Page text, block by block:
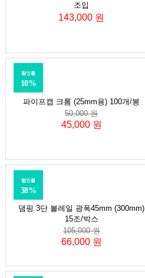
조입
143,000 원
파이프캡 크롬 (25mm용) 100개/봉
할인률
10%
50,000 원
45,000 원
댐핑 3단 볼레일 광폭45mm (300mm)
15조/박스
할인률
38%
105,000 원
66,000 원